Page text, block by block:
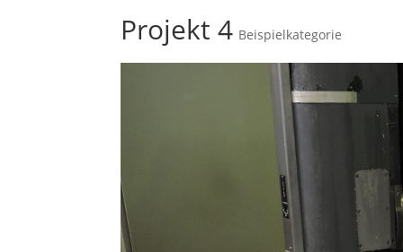
Projekt 4 Beispielkategorie